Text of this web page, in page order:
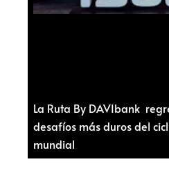
La Ruta By DAVIbank
desafíos más duros del
mundial